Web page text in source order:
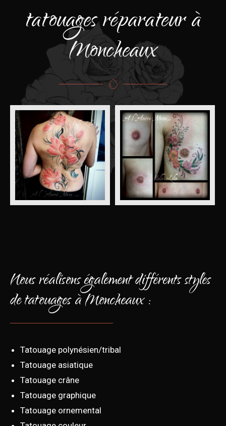
tatouages réparateur à
Moncheaux
Nous réalisons également différents styles
de tatouages à Moncheaux :
Tatouage polynésien/tribal
Tatouage asiatique
Tatouage crâne
Tatouage graphique
Tatouage ornemental